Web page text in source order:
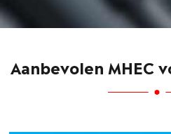
Aanbevolen MHEC